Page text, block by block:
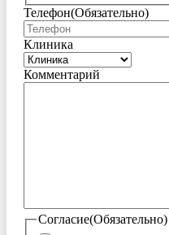
Телефон(Обязательно)
Клиника
Комментарий
Согласие(Обязательно)